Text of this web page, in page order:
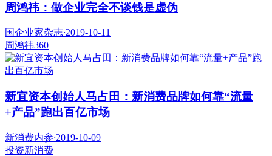
周鸿祎：做企业完全不谈钱是虚伪
国企业家杂志·2019-10-11
周鸿祎360
新宜资本创始人马占田：新消费品牌如何靠“流量
+产品”跑出百亿市场
新消费内参·2019-10-09
投资新消费